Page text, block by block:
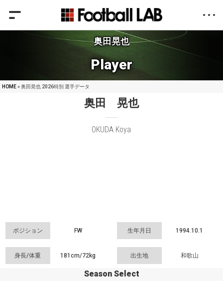
奥田晃也
Player
HOME» 奥田晃也 2026特別 選手データ
奥田 晃也
OKUDA Koya
ポジション FW 生年月日 1994.10.1
身長/体重 181cm/72kg 出生地 和歌山
Season Select